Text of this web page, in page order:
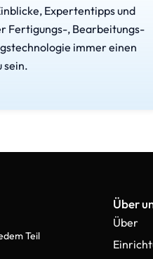
Expertentipps und
Fertigungs-, Bearbeitungs-
immer einen
sein.
Teil
Über
Über